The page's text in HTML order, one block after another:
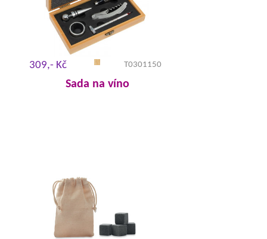
309,- Kč T0301150
Sada na víno